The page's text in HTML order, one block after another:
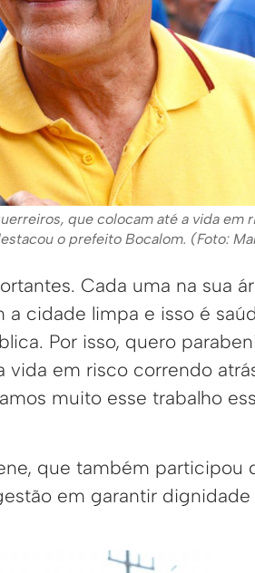
que colocam até a vida em
o prefeito Bocalom. (Foto:
Cada uma na sua
cidade limpa e isso é
Por isso, quero
vida em risco correndo
muito esse trabalho
que também participou
em garantir